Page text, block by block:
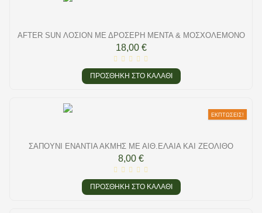
AFTER SUN ΛΟΣΙΌΝ ΜΕ ΔΡΟΣΕΡΉ ΜΈΝΤΑ & ΜΟΣΧΟΛΈΜΟΝΟ
18,00 €
ΠΡΟΣΘΉΚΗ ΣΤΟ ΚΑΛΆΘΙ
ΕΚΠΤΏΣΕΙΣ!
ΣΑΠΟΎΝΙ ΕΝΆΝΤΙΑ ΑΚΜΉΣ ΜΕ ΑΙΘ.ΈΛΑΙΑ ΚΑΙ ΖΕΌΛΙΘΟ
8,00 €
ΠΡΟΣΘΉΚΗ ΣΤΟ ΚΑΛΆΘΙ